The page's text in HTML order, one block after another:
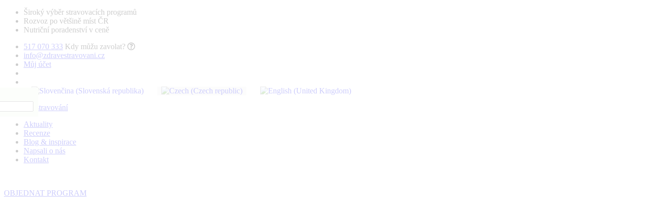
Široký výběr stravovacích programů
Rozvoz po většině míst ČR
Nutriční poradenství v ceně
517 070 333 Kdy můžu zavolat?
info@zdravestravovani.cz
Můj účet
Aktuality
Recenze
Blog & inspirace
Napsali o nás
Kontakt
OBJEDNAT PROGRAM